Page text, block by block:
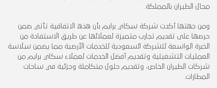
مجال الطيران بالمملكة.
ومن جهتها أكدت شركة سكاي برايم بأن هذه الاتفاقية تأتي ضمن
حرصها على تقديم تجارب متميزة لعملائها عن طريق الاستفادة من
الخبرة الواسعة للشركة السعودية للخدمات الأرضية مما يضمن سلاسة
العمليات التشغيلية وتقديم أفضل الخدمات لعملاء سكاي برايم من
شركات الطيران الخاص، وتقديم حلول متكاملة وجزئية في ساحات
المطارات.